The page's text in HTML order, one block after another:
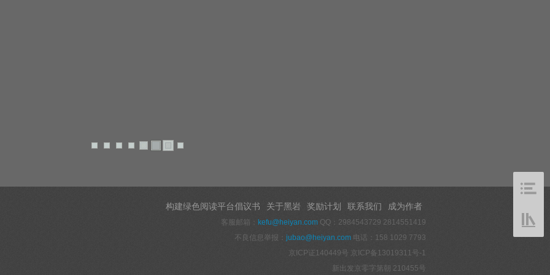
构建绿色阅读平台倡议书 关于黑岩 奖励计划 联系我们 成为作者
客服邮箱： kefu@heiyan.com QQ：2984543729 2814551419
不良信息举报： jubao@heiyan.com 电话：158 1029 7793
京ICP证140449号 京ICP备13019311号-1
新出发京零字第朝 210455号